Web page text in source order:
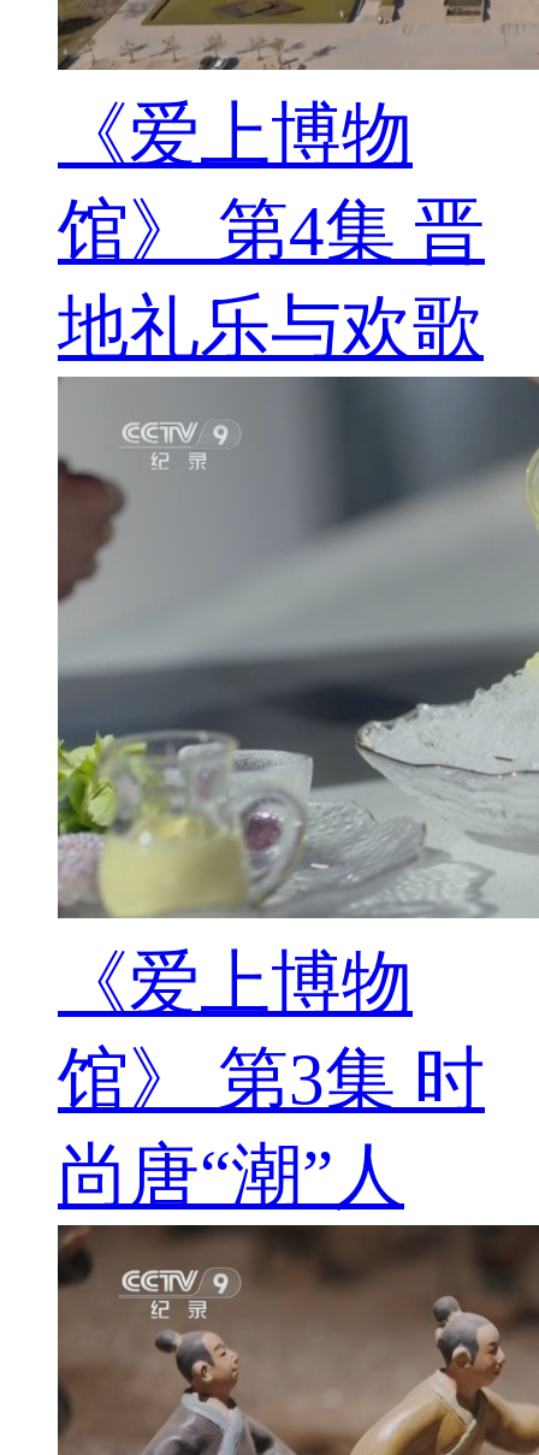
《爱上博物
馆》 第4集 晋
地礼乐与欢歌
《爱上博物
馆》 第3集 时
尚唐“潮”人